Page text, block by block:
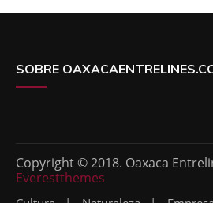
SOBRE
Copyright © 2018. Oaxaca
Everestthemes